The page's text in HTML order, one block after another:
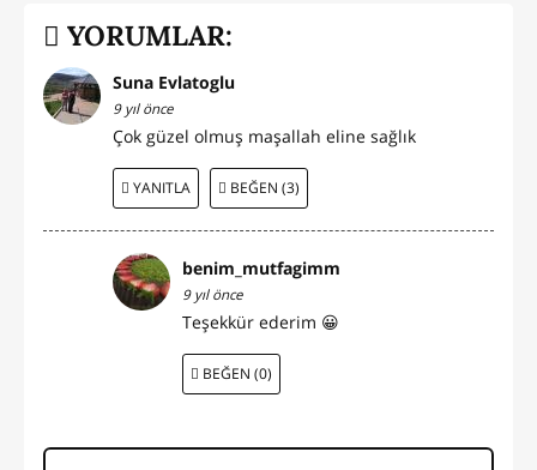
YORUMLAR:
Suna Evlatoglu
9 yıl önce
Çok güzel olmuş maşallah eline sağlık
YANITLA BEĞEN (3)
benim_mutfagimm
9 yıl önce
Teşekkür ederim 😀
BEĞEN (0)